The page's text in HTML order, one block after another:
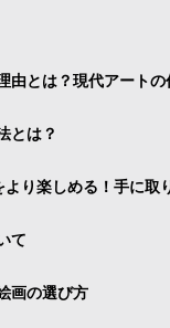
由とは？現代アートの
とは？
り楽しめる！手に取
て
画の選び方